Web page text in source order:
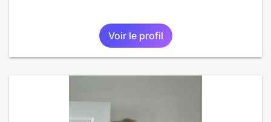
Voir le profil